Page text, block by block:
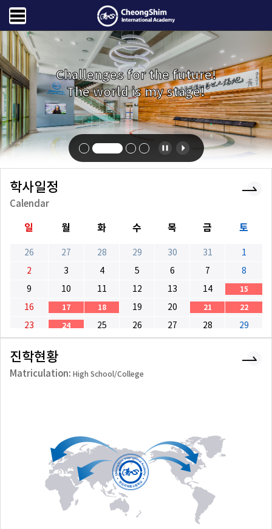
Challenges for the future!
The world is my stage!
학사일정
Calendar
일 월 화 수 목 금 토
26 27 28 29 30 31
1
2
3 4 5 6 7
8
9
10 11 12 13 14 15
16 17 18 19 20 21 22
23 24 25 26 27 28
29
진학현황
Matriculation: High School/College